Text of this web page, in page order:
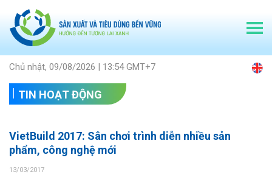
Chủ nhật, 09/08/2026 | 13:54 GMT+7
TIN HOẠT ĐỘNG
VietBuild 2017: Sân chơi trình diễn nhiều sản
phẩm, công nghệ mới
13/03/2017